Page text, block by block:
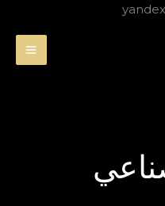
تخطي